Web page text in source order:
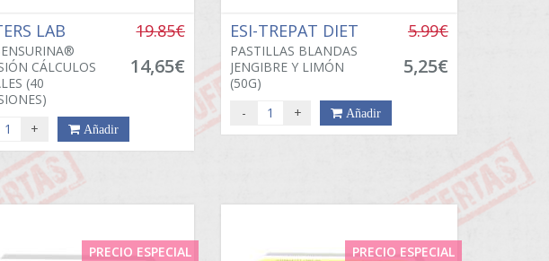
LAB
CÁLCULOS
(40
19.85€
14,65€
+ Añadir
ESI-TREPAT DIET
PASTILLAS BLANDAS
JENGIBRE Y LIMÓN
(50G)
5.99€
5,25€
- + Añadir
PRECIO ESPECIAL PRECIO ESPECIAL